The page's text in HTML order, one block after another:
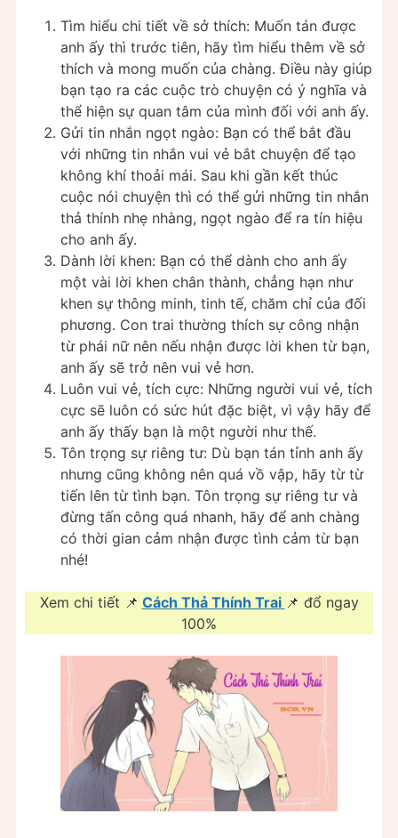
Tìm hiểu chi tiết về sở thích: Muốn tán được
anh ấy thì trước tiên, hãy tìm hiểu thêm về sở
thích và mong muốn của chàng. Điều này giúp
bạn tạo ra các cuộc trò chuyện có ý nghĩa và
thể hiện sự quan tâm của mình đối với anh ấy.
Gửi tin nhắn ngọt ngào: Bạn có thể bắt đầu
với những tin nhắn vui vẻ bắt chuyện để tạo
không khí thoải mái. Sau khi gần kết thúc
cuộc nói chuyện thì có thể gửi những tin nhắn
thả thính nhẹ nhàng, ngọt ngào để ra tín hiệu
cho anh ấy.
Dành lời khen: Bạn có thể dành cho anh ấy
một vài lời khen chân thành, chẳng hạn như
khen sự thông minh, tinh tế, chăm chỉ của đối
phương. Con trai thường thích sự công nhận
từ phái nữ nên nếu nhận được lời khen từ bạn,
anh ấy sẽ trở nên vui vẻ hơn.
Luôn vui vẻ, tích cực: Những người vui vẻ, tích
cực sẽ luôn có sức hút đặc biệt, vì vậy hãy để
anh ấy thấy bạn là một người như thế.
Tôn trọng sự riêng tư: Dù bạn tán tỉnh anh ấy
nhưng cũng không nên quá vồ vập, hãy từ từ
tiến lên từ tình bạn. Tôn trọng sự riêng tư và
đừng tấn công quá nhanh, hãy để anh chàng
có thời gian cảm nhận được tình cảm từ bạn
nhé!
Xem chi tiết 📌 Cách Thả Thính Trai 📌 đổ ngay
100%